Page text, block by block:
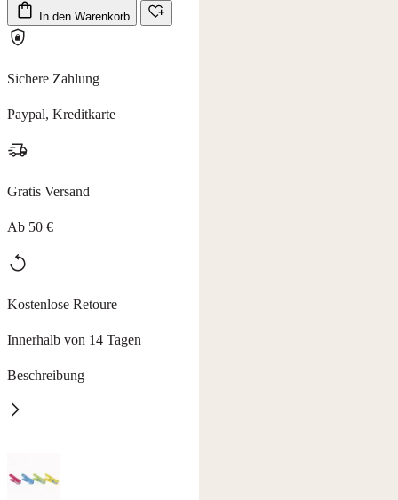
In den Warenkorb
Sichere Zahlung
Paypal, Kreditkarte
Gratis Versand
Ab 50 €
Kostenlose Retoure
Innerhalb von 14 Tagen
Beschreibung
getrocknet, doch an den Schultern oder am Saum prangen